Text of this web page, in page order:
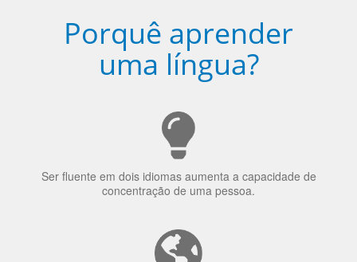
Porquê aprender
uma língua?
Ser fluente em dois idiomas aumenta a capacidade de
concentração de uma pessoa.